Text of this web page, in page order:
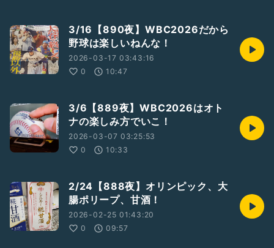
3/16【890夜】WBC2026だから
野球は楽しいねんな！
2026-03-17 03:43:16
0
10:47
3/6【889夜】WBC2026はオト
ナの楽しみ方でいこ！
2026-03-07 03:25:53
0
10:33
2/24【888夜】オリンピック、大
腸ポリープ、甘酒！
2026-02-25 01:43:20
0
09:57